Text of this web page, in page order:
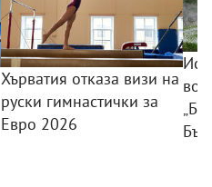
Хърватия отказа визи на
руски гимнастички за
Евро 2026